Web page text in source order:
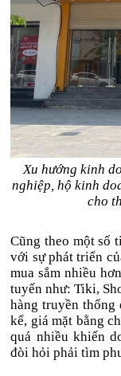
Xu hướng kinh
nghiệp, hộ kinh
cho
Cũng theo một số
với sự phát triển
mua sắm nhiều
tuyến như: Tiki,
hàng truyền thống
kể, giá mặt bằng
quá nhiều khiến
đòi hỏi phải tìm